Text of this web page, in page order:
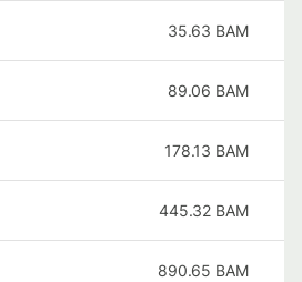
35.63 BAM
89.06 BAM
178.13 BAM
445.32 BAM
890.65 BAM